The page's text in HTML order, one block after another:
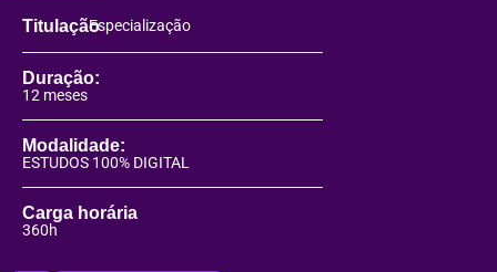
TitulaçãoEspecialização
Duração:
12 meses
Modalidade:
ESTUDOS 100% DIGITAL
Carga horária
360h